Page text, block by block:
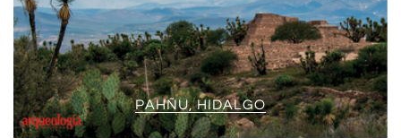
PAHÑU, HIDALGO